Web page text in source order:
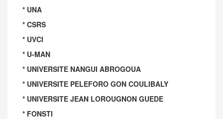
* UNA
* CSRS
* UVCI
* U-MAN
* UNIVERSITE NANGUI ABROGOUA
* UNIVERSITE PELEFORO GON COULIBALY
* UNIVERSITE JEAN LOROUGNON GUEDE
* FONSTI